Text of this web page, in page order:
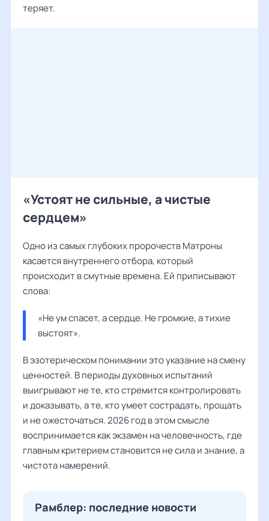
теряет.
«Устоят не сильные, а чистые
сердцем»
Одно из самых глубоких пророчеств Матроны
касается внутреннего отбора, который
происходит в смутные времена. Ей приписывают
слова:
«Не ум спасет, а сердце. Не громкие, а тихие
выстоят».
В эзотерическом понимании это указание на смену
ценностей. В периоды духовных испытаний
выигрывают не те, кто стремится контролировать
и доказывать, а те, кто умеет сострадать, прощать
и не ожесточаться. 2026 год в этом смысле
воспринимается как экзамен на человечность, где
главным критерием становится не сила и знание, а
чистота намерений.
Рамблер: последние новости